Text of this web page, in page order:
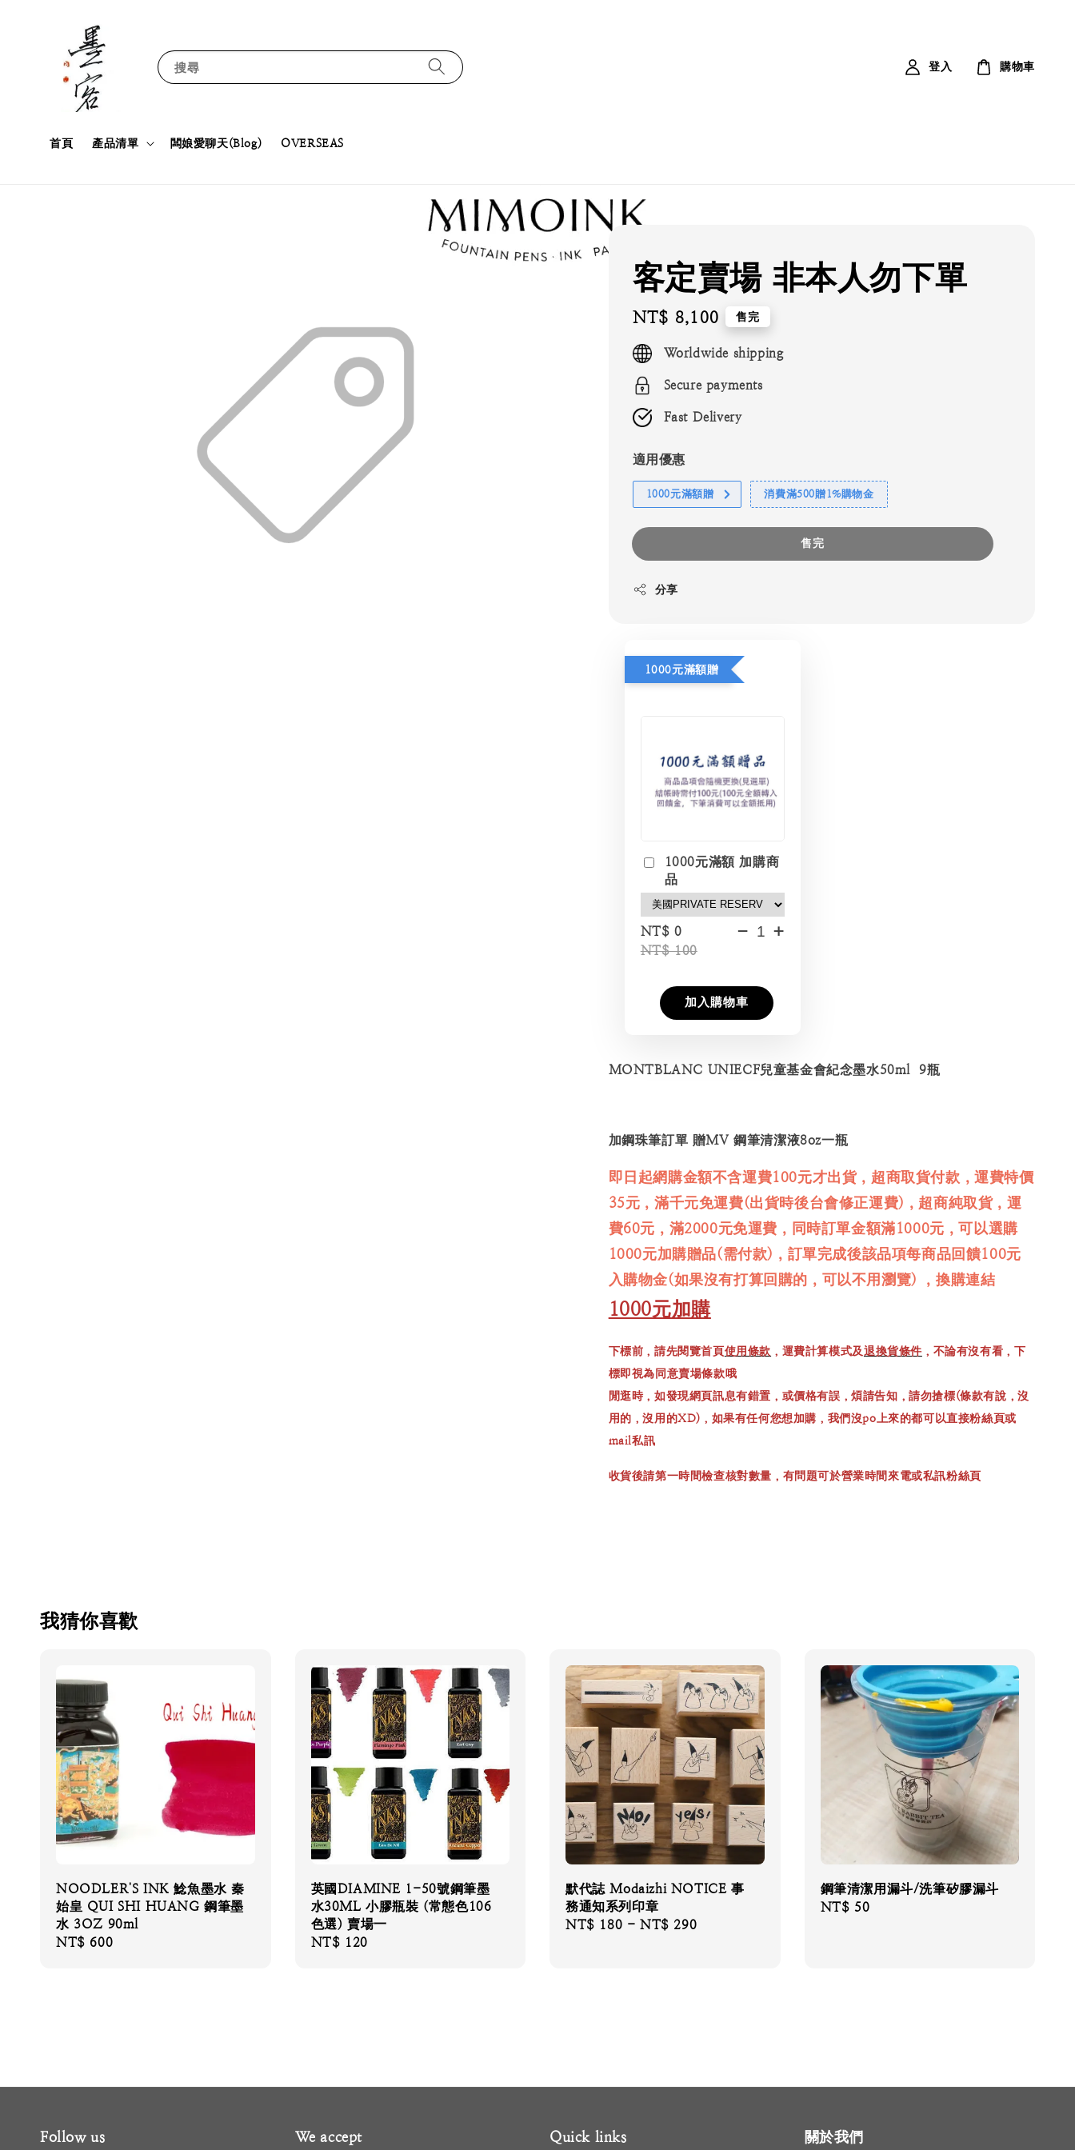
搜尋
首頁 產品清單 闆娘愛聊天(Blog) OVERSEAS
登入 購物車
客定賣場 非本人勿下單
Regular
price
NT$ 8,100 售完
Worldwide shipping
Secure payments
Fast Delivery
適用優惠
1000元滿額贈 消費滿500贈1%購物金
售完
分享
1000元滿額贈
1000元滿額 加購商
品
NT$ 0
NT$ 100
- +
加入購物車
MONTBLANC UNIECF兒童基金會紀念墨水50ml 9瓶
加鋼珠筆訂單 贈MV 鋼筆清潔液8oz一瓶
即日起網購金額不含運費100元才出貨，超商取貨付款，運費特價
35元，滿千元免運費(出貨時後台會修正運費)，超商純取貨，運
費60元，滿2000元免運費，同時訂單金額滿1000元，可以選購
1000元加購贈品(需付款)，訂單完成後該品項每商品回饋100元
入購物金(如果沒有打算回購的，可以不用瀏覽) ，換購連結
1000元加購
下標前，請先閱覽首頁使用條款 ，運費計算模式及退換貨條件 ，不論有沒有看，下
標即視為同意賣場條款哦
閒逛時，如發現網頁訊息有錯置，或價格有誤，煩請告知，請勿搶標(條款有說，沒
用的，沒用的XD)，如果有任何您想加購，我們沒po上來的都可以直接粉絲頁或
mail私訊
收貨後請第一時間檢查核對數量，有問題可於營業時間來電或私訊粉絲頁
我猜你喜歡
NOODLER'S INK 鯰魚墨水 秦
始皇 QUI SHI HUANG 鋼筆墨
水 3OZ 90ml
Regular
NT$ 600
英國DIAMINE 1-50號鋼筆墨
水30ML 小膠瓶裝 (常態色106
色選) 賣場一
Regular
NT$ 120
默代誌 Modaizhi NOTICE 事
務通知系列印章
Regular
NT$ 180 -NT$ 290
鋼筆清潔用漏斗/洗筆矽膠漏斗
Regular
NT$ 50
Follow us We accept Quick links 關於我們